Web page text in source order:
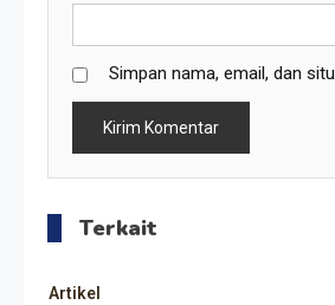
Simpan nama, email, dan
Terkait
Artikel